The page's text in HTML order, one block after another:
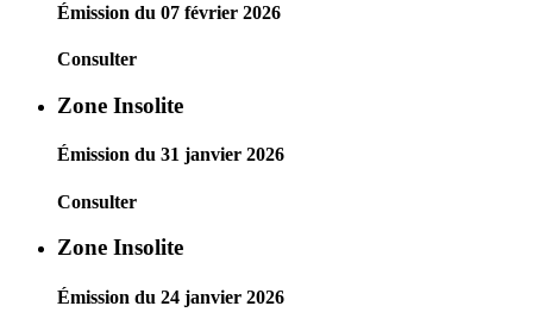
Émission du 07 février 2026
Consulter
Zone Insolite
Émission du 31 janvier 2026
Consulter
Zone Insolite
Émission du 24 janvier 2026